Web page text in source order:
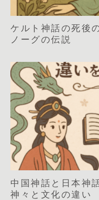
ケルト神話の死後
ノーグの伝説
中国神話と日本神
神々と文化の違い